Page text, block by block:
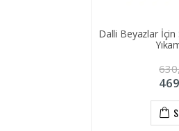
Dalli Beyazlar İçin